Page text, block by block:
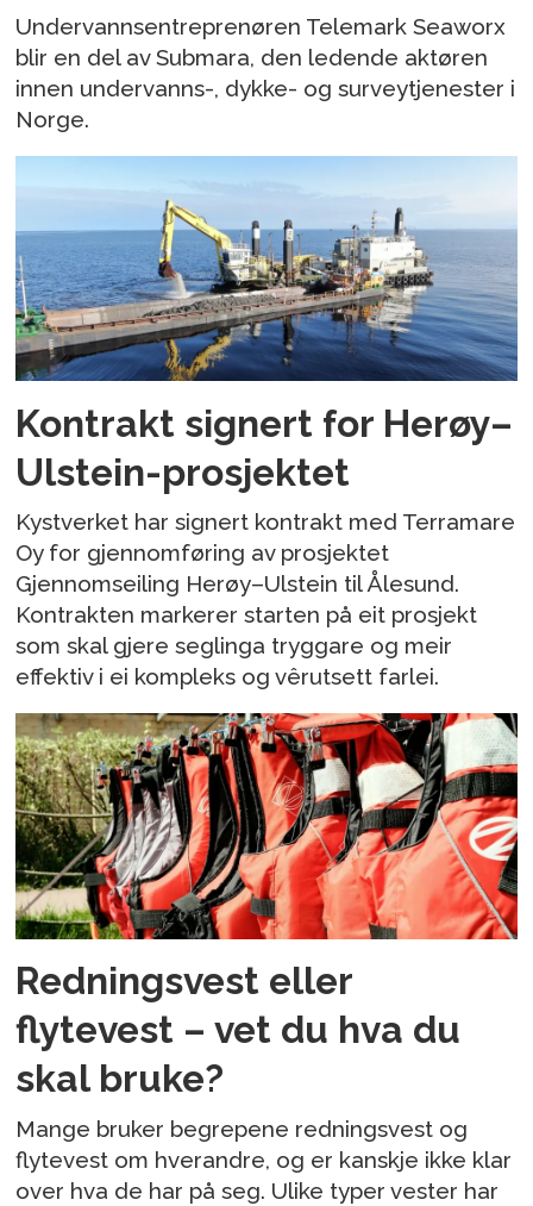
Undervannsentreprenøren Telemark Seaworx
blir en del av Submara, den ledende aktøren
innen undervanns-, dykke- og surveytjenester i
Norge.
Kontrakt signert for Herøy–
Ulstein-prosjektet
Kystverket har signert kontrakt med Terramare
Oy for gjennomføring av prosjektet
Gjennomseiling Herøy–Ulstein til Ålesund.
Kontrakten markerer starten på eit prosjekt
som skal gjere seglinga tryggare og meir
effektiv i ei kompleks og vêrutsett farlei.
Redningsvest eller
flytevest – vet du hva du
skal bruke?
Mange bruker begrepene redningsvest og
flytevest om hverandre, og er kanskje ikke klar
over hva de har på seg. Ulike typer vester har